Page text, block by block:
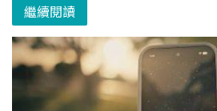
繼續閱讀